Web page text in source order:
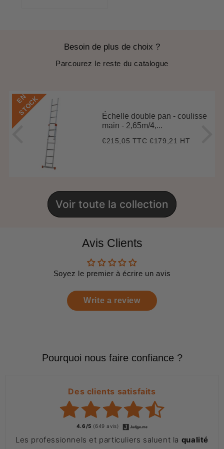
Besoin de plus de choix ?
Parcourez le reste du catalogue
E
N
S
T
O
C
K
Échelle double pan - coulisse
main - 2,65m/4,...
Prix
€215,05 TTC€215,05
€179,21 HT
Voir toute la collection
Avis Clients
Soyez le premier à écrire un avis
Write a review
Pourquoi nous faire confiance ?
Des clients satisfaits
4.6/5 (649 avis)
Les professionnels et particuliers saluent la qualité